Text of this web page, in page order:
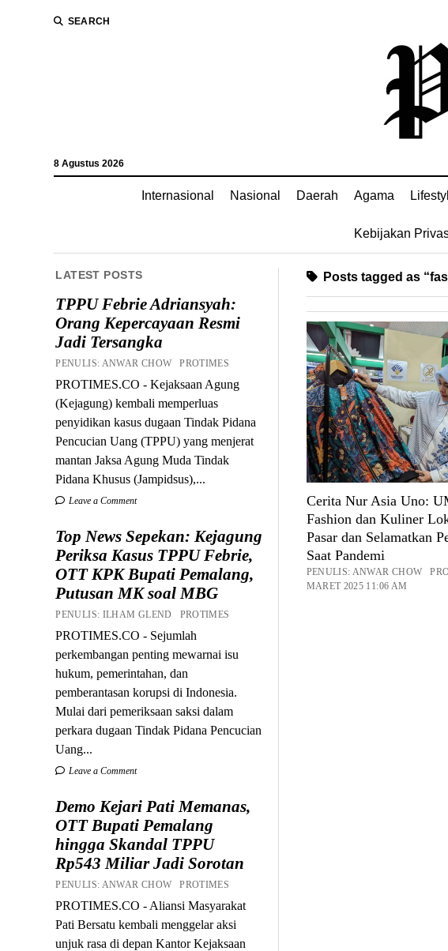
SEARCH
8 Agustus 2026
Internasional Nasional Daerah Agama
Kebijakan
LATEST POSTS
TPPU Febrie Adriansyah:
Orang Kepercayaan Resmi
Jadi Tersangka
PENULIS: ANWAR CHOW PROTIMES
PROTIMES.CO - Kejaksaan Agung
(Kejagung) kembali memperluas
penyidikan kasus dugaan Tindak Pidana
Pencucian Uang (TPPU) yang menjerat
mantan Jaksa Agung Muda Tindak
Pidana Khusus (Jampidsus),...
Leave a Comment
Top News Sepekan: Kejagung
Periksa Kasus TPPU Febrie,
OTT KPK Bupati Pemalang,
Putusan MK soal MBG
PENULIS: ILHAM GLEND PROTIMES
PROTIMES.CO - Sejumlah
perkembangan penting mewarnai isu
hukum, pemerintahan, dan
pemberantasan korupsi di Indonesia.
Mulai dari pemeriksaan saksi dalam
perkara dugaan Tindak Pidana Pencucian
Uang...
Leave a Comment
Demo Kejari Pati Memanas,
OTT Bupati Pemalang
hingga Skandal TPPU
Rp543 Miliar Jadi Sorotan
PENULIS: ANWAR CHOW PROTIMES
PROTIMES.CO - Aliansi Masyarakat
Pati Bersatu kembali menggelar aksi
unjuk rasa di depan Kantor Kejaksaan
Posts tagged as
Cerita Nur Asia Uno:
Fashion dan Kuliner
Pasar dan Selamatkan
Saat Pandemi
PENULIS: ANWAR CHOW
MARET 2025 11:06 AM